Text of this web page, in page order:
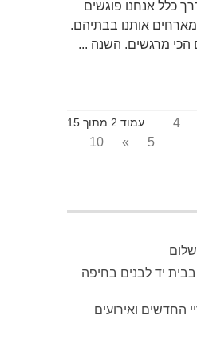
כלל אנחנו פוגשים
אותנו בבתיהם.
הכי מרגשים. השנה ...
עמוד 2 מתוך 15
4
5
»
10
יד לבנים בחיפה
החדשים ואירועים